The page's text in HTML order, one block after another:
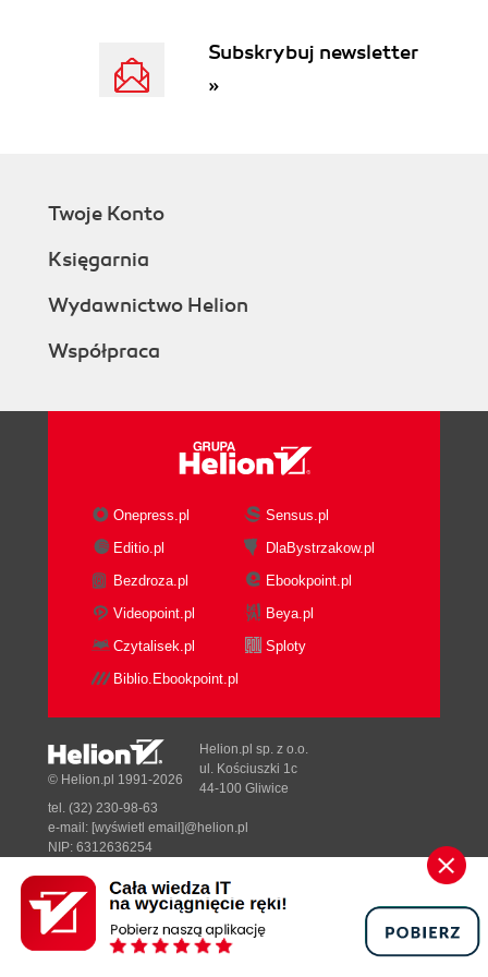
Elementy formularzy (77)
Element reset (82)
Element text (86)
Wykorzystanie formularzy i zdarzeń (88)
Rozdział 6. Okna, ramki i ciasteczka (95)
Subskrybuj newsletter
»
Twoje Konto
Księgarnia
Wydawnictwo Helion
Współpraca
Onepress.pl
Sensus.pl
Editio.pl
DlaBystrzakow.pl
Bezdroza.pl
Ebookpoint.pl
Videopoint.pl
Beya.pl
Czytalisek.pl
Sploty
Biblio.Ebookpoint.pl
Designed with ♥ byTonik.pl
© Helion.pl 1991-2026
Helion.pl sp. z o.o.
ul. Kościuszki 1c
44-100 Gliwice
tel. (32) 230-98-63
e-mail: [wyświetl email]@helion.pl
NIP: 6312636254
Pełna wersja strony »